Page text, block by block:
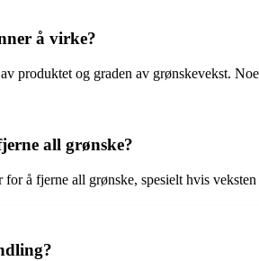
å virke?
produktet og graden av grønskevekst.
all grønske?
å fjerne all grønske, spesielt hvis